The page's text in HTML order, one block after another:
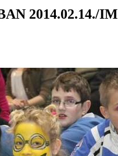
2014.02.14./